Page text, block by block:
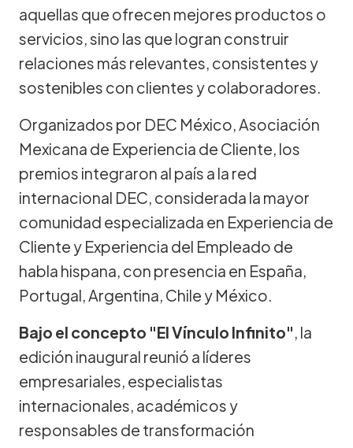
aquellas que ofrecen mejores productos o
servicios, sino las que logran construir
relaciones más relevantes, consistentes y
sostenibles con clientes y colaboradores.
Organizados por DEC México, Asociación
Mexicana de Experiencia de Cliente, los
premios integraron al país a la red
internacional DEC, considerada la mayor
comunidad especializada en Experiencia de
Cliente y Experiencia del Empleado de
habla hispana, con presencia en España,
Portugal, Argentina, Chile y México.
Bajo el concepto "El Vínculo Infinito", la
edición inaugural reunió a líderes
empresariales, especialistas
internacionales, académicos y
responsables de transformación